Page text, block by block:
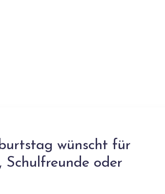
wünscht für
Schulfreunde oder